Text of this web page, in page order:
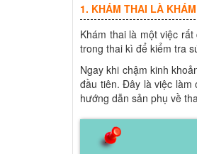
1. KHÁM THAI LÀ
Khám thai là một việc
trong thai kì để kiểm tra
Ngay khi chậm kinh
đầu tiên. Đây là việc làm
hướng dẫn sản phụ về